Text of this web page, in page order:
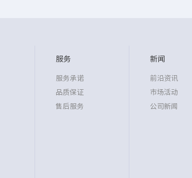
服务
服务承诺
品质保证
售后服务
新闻
前沿资讯
市场活动
公司新闻